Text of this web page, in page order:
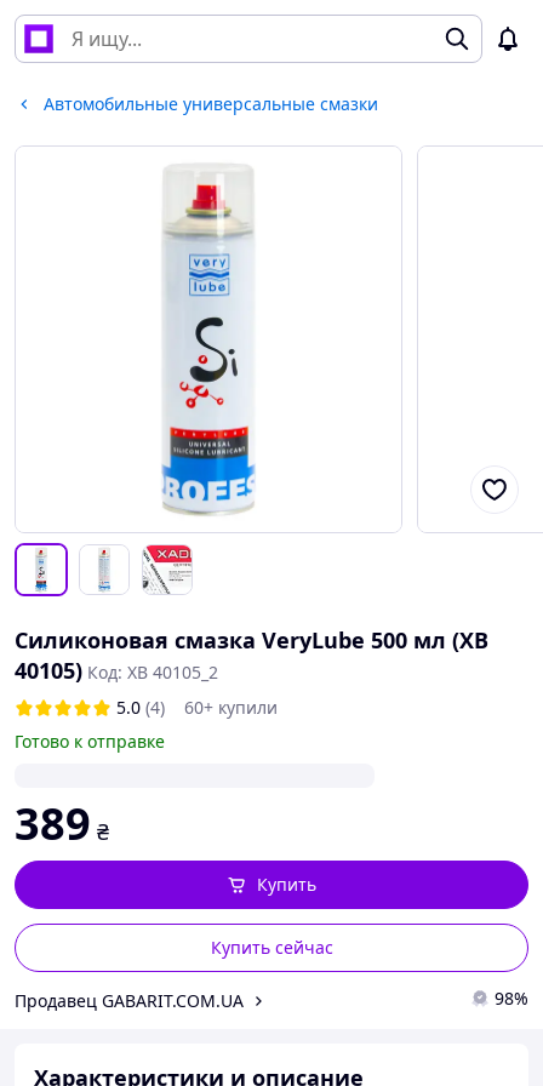
Автомобильные универсальные смазки
Силиконовая смазка VeryLube 500 мл (XB
40105) Код: ХВ 40105_2
5.0 (4)
60+ купили
Готово к отправке
389 ₴
Купить сейчас
Купить
Продавец GABARIT.COM.UA 98%
Характеристики и описание